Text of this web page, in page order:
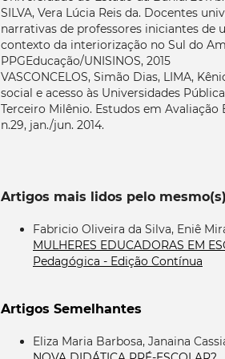
SILVA, Vera Lúcia Reis da. Docentes
narrativas de professores iniciantes de
contexto da interiorização no Sul do
PPGEducação/UNISINOS, 2015
VASCONCELOS, Simão Dias, LIMA,
social e acesso às Universidades
Terceiro Milênio. Estudos em Avaliação
n.29, jan./jun. 2014.
Artigos mais lidos pelo
Fabricio Oliveira da Silva, Eniê
MULHERES EDUCADORAS EM
Pedagógica - Edição Contínua
Artigos Semelhantes
Eliza Maria Barbosa, Janaina